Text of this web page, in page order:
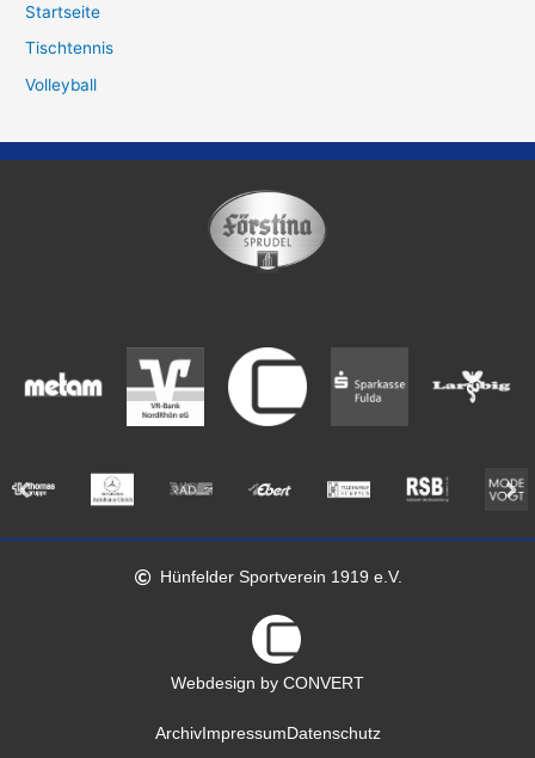
Startseite
Tischtennis
Volleyball
Hünfelder Sportverein 1919 e.V.
Webdesign by CONVERT
ArchivImpressum Datenschutz